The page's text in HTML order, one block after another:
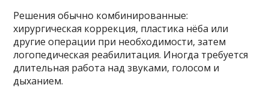
Решения обычно комбинированные:
хирургическая коррекция, пластика нёба или
другие операции при необходимости, затем
логопедическая реабилитация. Иногда требуется
длительная работа над звуками, голосом и
дыханием.